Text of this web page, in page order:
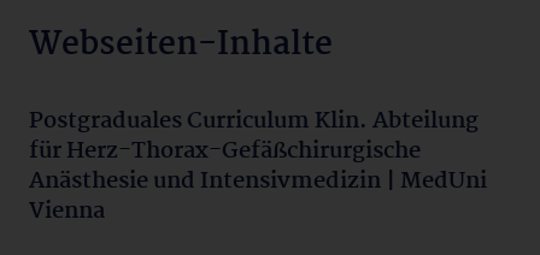
Webseiten-Inhalte
Postgraduales Curriculum Klin. Abteilung
für Herz-Thorax-Gefäßchirurgische
Anästhesie und Intensivmedizin | MedUni
Vienna